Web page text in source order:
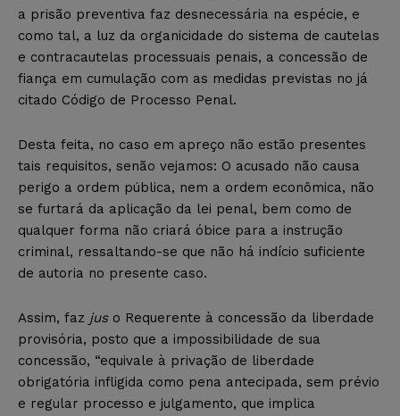
a prisão preventiva faz desnecessária na espécie, e
como tal, a luz da organicidade do sistema de cautelas
e contracautelas processuais penais, a concessão de
fiança em cumulação com as medidas previstas no já
citado Código de Processo Penal.
Desta feita, no caso em apreço não estão presentes
tais requisitos, senão vejamos: O acusado não causa
perigo a ordem pública, nem a ordem econômica, não
se furtará da aplicação da lei penal, bem como de
qualquer forma não criará óbice para a instrução
criminal, ressaltando-se que não há indício suficiente
de autoria no presente caso.
Assim, faz jus o Requerente à concessão da liberdade
provisória, posto que a impossibilidade de sua
concessão, “equivale à privação de liberdade
obrigatória infligida como pena antecipada, sem prévio
e regular processo e julgamento, que implica